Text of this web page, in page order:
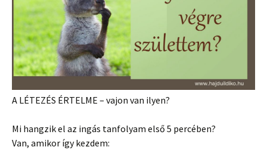
A LÉTEZÉS ÉRTELME – vajon van ilyen?
Mi hangzik el az ingás tanfolyam első 5 percében?
Van, amikor így kezdem: